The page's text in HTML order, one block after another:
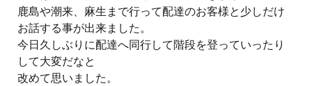
鹿島や潮来、麻生まで行って配達のお客様と少しだけ
お話する事が出来ました。
今日久しぶりに配達へ同行して階段を登っていったり
して大変だなと
改めて思いました。